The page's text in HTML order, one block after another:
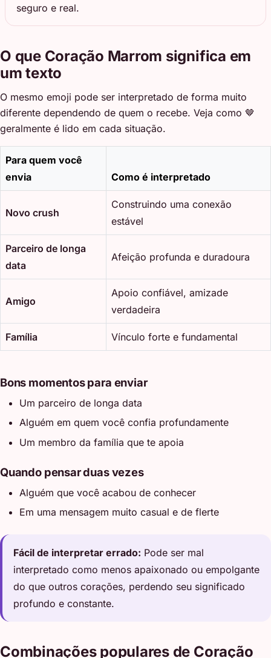
seguro e real.
O que Coração Marrom significa em
um texto
O mesmo emoji pode ser interpretado de forma muito
diferente dependendo de quem o recebe. Veja como 🤎
geralmente é lido em cada situação.
Para quem você
envia
Como é interpretado
Novo crush
Construindo uma conexão
estável
Parceiro de longa
data
Afeição profunda e duradoura
Amigo
Apoio confiável, amizade
verdadeira
Família Vínculo forte e fundamental
Bons momentos para enviar
Um parceiro de longa data
Alguém em quem você confia profundamente
Um membro da família que te apoia
Quando pensar duas vezes
Alguém que você acabou de conhecer
Em uma mensagem muito casual e de flerte
Fácil de interpretar errado: Pode ser mal
interpretado como menos apaixonado ou empolgante
do que outros corações, perdendo seu significado
profundo e constante.
Combinações populares de Coração